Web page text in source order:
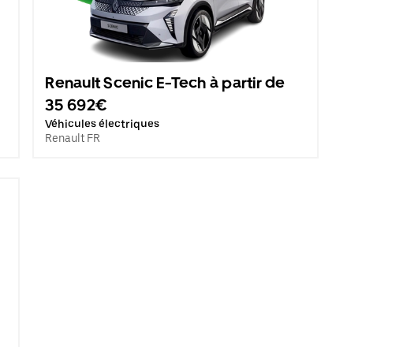
Renault Scenic E-Tech à partir de
35 692€
Véhicules électriques
Renault FR